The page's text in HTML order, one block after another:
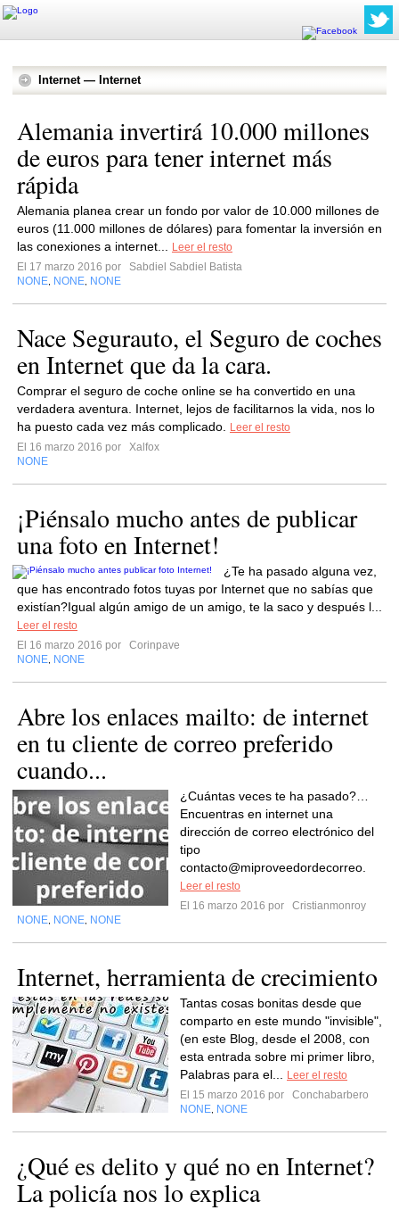
Internet — Internet
Alemania invertirá 10.000 millones
de euros para tener internet más
rápida
Alemania planea crear un fondo por valor de 10.000 millones de
euros (11.000 millones de dólares) para fomentar la inversión en
las conexiones a internet...
Leer el resto
El 17 marzo 2016 por
Sabdiel Sabdiel Batista
NONE NONE NONE
Nace Segurauto, el Seguro de coches
en Internet que da la cara.
Comprar el seguro de coche online se ha convertido en una
verdadera aventura. Internet, lejos de facilitarnos la vida, nos lo
ha puesto cada vez más complicado.
Leer el resto
El 16 marzo 2016 por
Xalfox
NONE
¡Piénsalo mucho antes de publicar
una foto en Internet!
¿Te ha pasado alguna vez,
que has encontrado fotos tuyas por Internet que no sabías que
existían?Igual algún amigo de un amigo, te la saco y después l...
Leer el resto
El 16 marzo 2016 por
Corinpave
NONE NONE
Abre los enlaces mailto: de internet
en tu cliente de correo preferido
cuando...
¿Cuántas veces te ha pasado?…
Encuentras en internet una
dirección de correo electrónico del
tipo
contacto@miproveedordecorreo.
Leer el resto
El 16 marzo 2016 por
Cristianmonroy
NONE NONE NONE
Internet, herramienta de crecimiento
Tantas cosas bonitas desde que
comparto en este mundo "invisible",
(en este Blog, desde el 2008, con
esta entrada sobre mi primer libro,
Palabras para el...
Leer el resto
El 15 marzo 2016 por
Conchabarbero
NONE NONE
¿Qué es delito y qué no en Internet?
La policía nos lo explica